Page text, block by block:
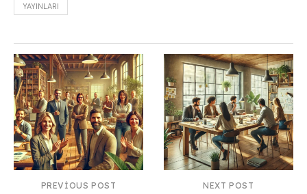
YAYINLARI
PREVIOUS POST NEXT POST